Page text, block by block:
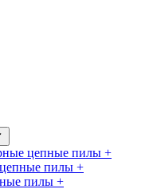
цепные пилы +
пилы +
пилы +